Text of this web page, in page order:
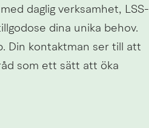
daglig verksamhet, LSS-
dina unika behov.
Din kontaktman ser till att
som ett sätt att öka